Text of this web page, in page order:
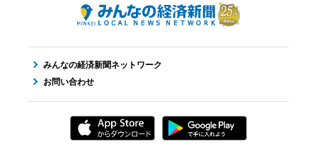
みんなの経済新聞ネットワーク
お問い合わせ